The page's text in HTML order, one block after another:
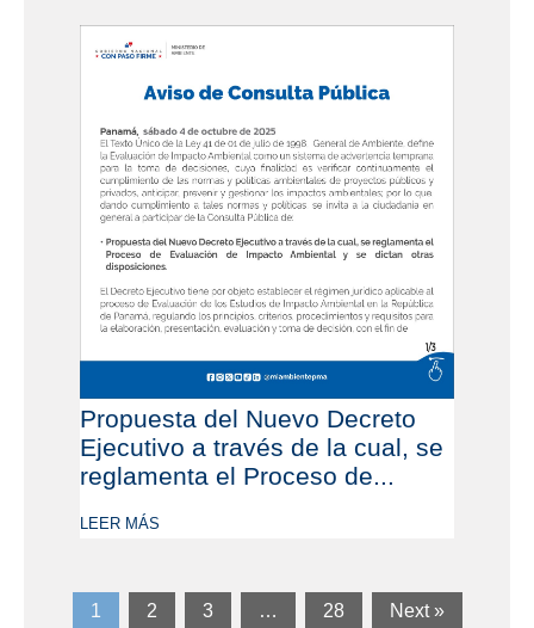
Propuesta del Nuevo Decreto
Ejecutivo a través de la cual, se
reglamenta el Proceso de...
LEER MÁS
1 2 3 … 28 Next »